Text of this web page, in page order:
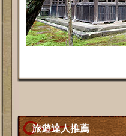
旅遊達人推薦